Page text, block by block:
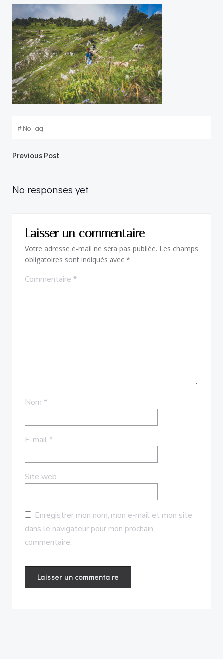
#No Tag
Post
navigation
Previous Post
No responses yet
Laisser un commentaire
Votre adresse e-mail ne sera pas publiée. Les champs
obligatoires sont indiqués avec *
Commentaire *
Nom *
E-mail *
Site web
Enregistrer mon nom, mon e-mail et mon site
dans le navigateur pour mon prochain
commentaire.